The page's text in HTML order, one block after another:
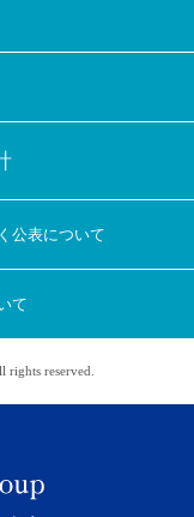
んか
！
公表について
て
rights reserved.